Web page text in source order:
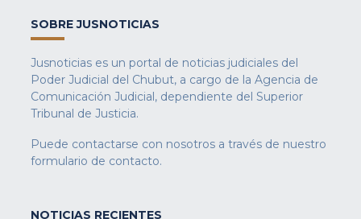
SOBRE JUSNOTICIAS
Jusnoticias es un portal de noticias judiciales del
Poder Judicial del Chubut, a cargo de la Agencia de
Comunicación Judicial, dependiente del Superior
Tribunal de Justicia.
Puede contactarse con nosotros a través de nuestro
formulario de contacto.
NOTICIAS RECIENTES